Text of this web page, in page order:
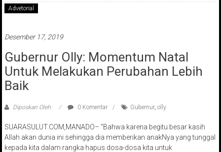
Advetorial
Desember 17, 2019
Gubernur Olly: Momentum Natal
Untuk Melakukan Perubahan Lebih
Baik
Diposkan Oleh: 0 Komentar Gubernur, olly
SUARASULUT.COM,MANADO– “Bahwa karena begitu besar kasih
Allah akan dunia ini sehingga dia memberikan anakNya yang tunggal
kepada kita dalam rangka hapus dosa-dosa kita untuk